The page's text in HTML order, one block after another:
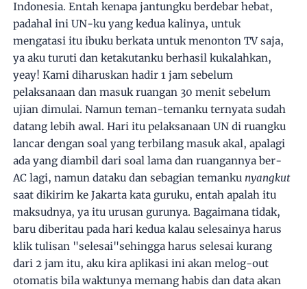
Indonesia. Entah kenapa jantungku berdebar hebat,
padahal ini UN-ku yang kedua kalinya, untuk
mengatasi itu ibuku berkata untuk menonton TV saja,
ya aku turuti dan ketakutanku berhasil kukalahkan,
yeay! Kami diharuskan hadir 1 jam sebelum
pelaksanaan dan masuk ruangan 30 menit sebelum
ujian dimulai. Namun teman-temanku ternyata sudah
datang lebih awal. Hari itu pelaksanaan UN di ruangku
lancar dengan soal yang terbilang masuk akal, apalagi
ada yang diambil dari soal lama dan ruangannya ber-
AC lagi, namun dataku dan sebagian temanku nyangkut
saat dikirim ke Jakarta kata guruku, entah apalah itu
maksudnya, ya itu urusan gurunya. Bagaimana tidak,
baru diberitau pada hari kedua kalau selesainya harus
klik tulisan "selesai"sehingga harus selesai kurang
dari 2 jam itu, aku kira aplikasi ini akan melog-out
otomatis bila waktunya memang habis dan data akan